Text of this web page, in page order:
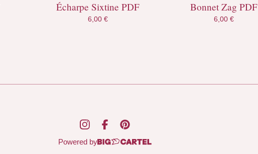
Écharpe Sixtine PDF
6,00 €
Bonnet Zag PDF
6,00 €
Powered by